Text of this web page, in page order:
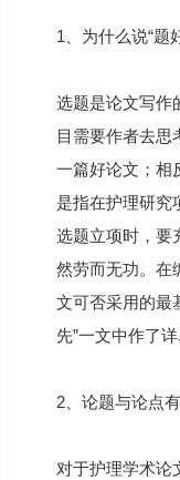
1、为什么说“题
选题是论文写作
目需要作者去思
一篇好论文；相
是指在护理研究
选题立项时，要
然劳而无功。在
文可否采用的最
先”一文中作了
2、论题与论点
对于护理学术论